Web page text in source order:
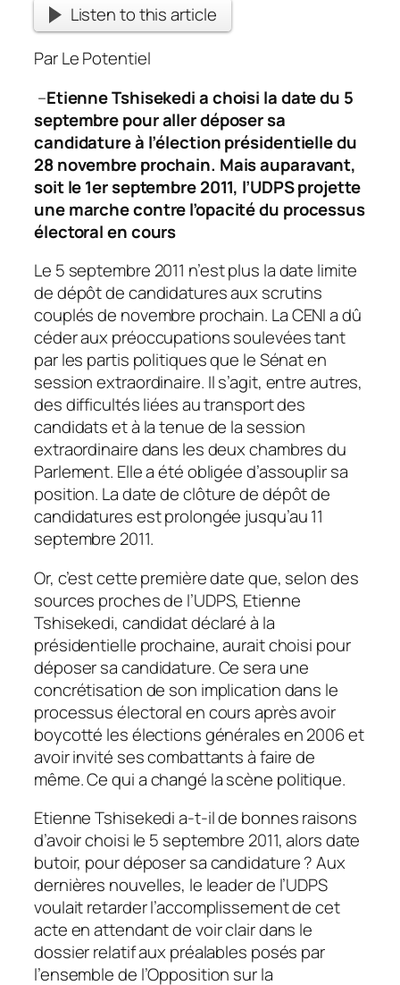
Listen to this article
Par Le Potentiel
–Etienne Tshisekedi a choisi la date du 5
septembre pour aller déposer sa
candidature à l’élection présidentielle du
28 novembre prochain. Mais auparavant,
soit le 1er septembre 2011, l’UDPS projette
une marche contre l’opacité du processus
électoral en cours
Le 5 septembre 2011 n’est plus la date limite
de dépôt de candidatures aux scrutins
couplés de novembre prochain. La CENI a dû
céder aux préoccupations soulevées tant
par les partis politiques que le Sénat en
session extraordinaire. Il s’agit, entre autres,
des difficultés liées au transport des
candidats et à la tenue de la session
extraordinaire dans les deux chambres du
Parlement. Elle a été obligée d’assouplir sa
position. La date de clôture de dépôt de
candidatures est prolongée jusqu’au 11
septembre 2011.
Or, c’est cette première date que, selon des
sources proches de l’UDPS, Etienne
Tshisekedi, candidat déclaré à la
présidentielle prochaine, aurait choisi pour
déposer sa candidature. Ce sera une
concrétisation de son implication dans le
processus électoral en cours après avoir
boycotté les élections générales en 2006 et
avoir invité ses combattants à faire de
même. Ce qui a changé la scène politique.
Etienne Tshisekedi a-t-il de bonnes raisons
d’avoir choisi le 5 septembre 2011, alors date
butoir, pour déposer sa candidature ? Aux
dernières nouvelles, le leader de l’UDPS
voulait retarder l’accomplissement de cet
acte en attendant de voir clair dans le
dossier relatif aux préalables posés par
l’ensemble de l’Opposition sur la